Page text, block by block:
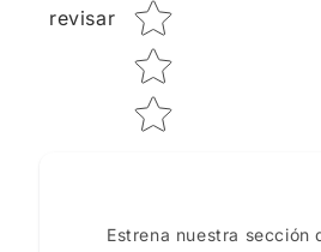
revisar
Estrena nuestra sección